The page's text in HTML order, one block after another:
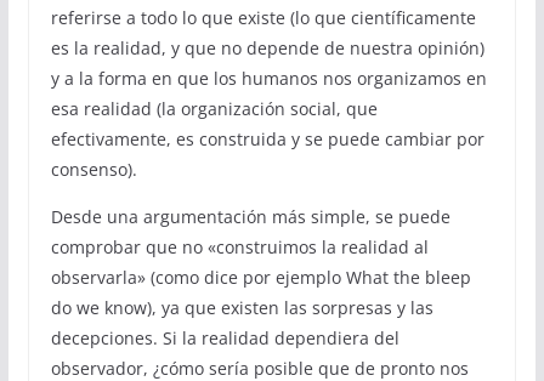
referirse a todo lo que existe (lo que científicamente
es la realidad, y que no depende de nuestra opinión)
y a la forma en que los humanos nos organizamos en
esa realidad (la organización social, que
efectivamente, es construida y se puede cambiar por
consenso).
Desde una argumentación más simple, se puede
comprobar que no «construimos la realidad al
observarla» (como dice por ejemplo What the bleep
do we know), ya que existen las sorpresas y las
decepciones. Si la realidad dependiera del
observador, ¿cómo sería posible que de pronto nos